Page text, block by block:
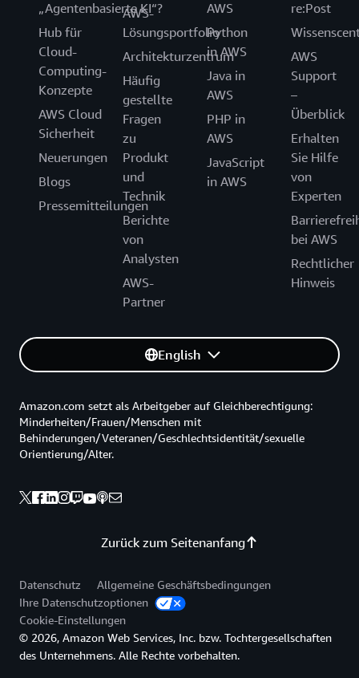
„Agentenbasierte KI“?
Hub für
Cloud-
Computing-
Konzepte
AWS Cloud
Sicherheit
Neuerungen
Blogs
Pressemitteilungen
AWS-
Lösungsportfolio
Architekturzentrum
Häufig
gestellte
Fragen
zu
Produkt
und
Technik
Berichte
von
Analysten
AWS-
Partner
AWS
Python
in AWS
Java in
AWS
PHP in
AWS
JavaScript
in AWS
re:Post
AWS
Support
–
Überblick
Erhalten
Sie Hilfe
von
Experten
bei AWS
Rechtlicher
Hinweis
English
Zurück zum Seitenanfang
Amazon.com setzt als Arbeitgeber auf Gleichberechtigung:
Minderheiten/Frauen/Menschen mit
Behinderungen/Veteranen/Geschlechtsidentität/sexuelle
Orientierung/Alter.
Datenschutz
Allgemeine Geschäftsbedingungen
Ihre Datenschutzoptionen
Cookie-Einstellungen
© 2026, Amazon Web Services, Inc. bzw. Tochtergesellschaften
des Unternehmens. Alle Rechte vorbehalten.